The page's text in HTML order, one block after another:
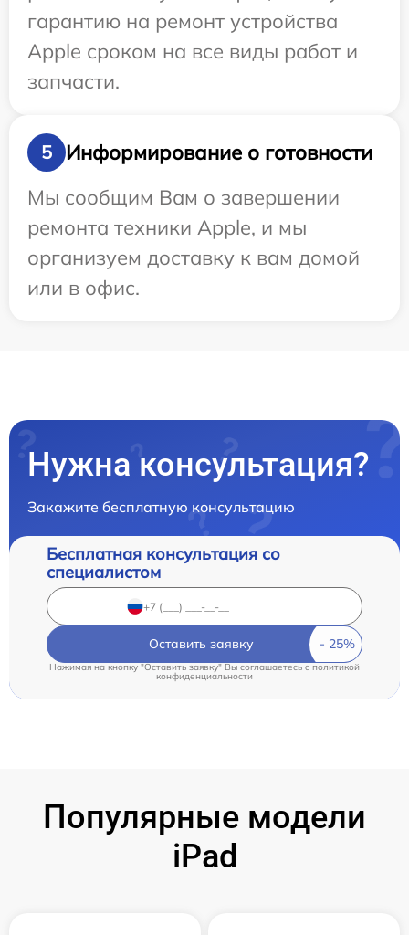
гарантию на ремонт устройства
Apple сроком на все виды работ и
запчасти.
5
Информирование о готовности
Мы сообщим Вам о завершении
ремонта техники Apple, и мы
организуем доставку к вам домой
или в офис.
Нужна консультация?
Закажите бесплатную консультацию
Бесплатная консультация со
специалистом
Оставить заявку
Нажимая на кнопку "Оставить заявку" Вы соглашаетесь c политикой
конфиденциальности
Популярные модели
iPad